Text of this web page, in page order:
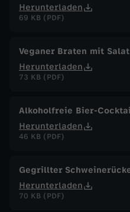
Herunterladen
69 KB (PDF)
Veganer Braten mit
Herunterladen
73 KB (PDF)
Alkoholfreie Bier-
Herunterladen
46 KB (PDF)
Gegrillter
Herunterladen
70 KB (PDF)